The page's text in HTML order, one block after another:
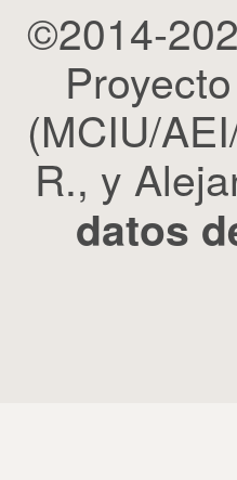
©2014-
(MCIU/
R., y
datos